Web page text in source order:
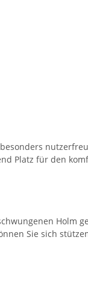
Platz für den
Holm
Sie sich